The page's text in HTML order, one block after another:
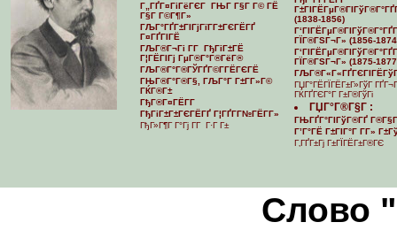
Г„ГҐГ¤ГіГёГЄГ ГЊГ Г§Г Г© ГЁ
Г§Г Г©Г¶Г»
ГЉГ°ГҐГ±ГІГјГїГ­Г±ГЄГЁГҐ
Г¤ГҐГІГЁ
ГЉГ®Г¬Гі Г­Г ГђГіГ±ГЁ
Г¦ГЁГІГј ГµГ®Г°Г®ГёГ®
ГЉГ®Г°Г®ГЎГҐГ©Г­ГЁГЄГЁ
ГЊГ®Г°Г®Г§, ГЉГ°Г Г±Г­Г»Г©
ГЌГ®Г±
ГђГ®Г¤ГЁГ­Г
ГђГіГ±Г±ГЄГЁГҐ Г¦ГҐГ­Г№ГЁГ­Г»
ГђГ»Г¶Г Г°Гј Г­Г Г·Г Г±
(1838-1856)
ГЇГ®ГЅГ¬Г» (1856-
ГЇГ®ГЅГ¬Г» (1875-
ГЏГ°ГЁГЇГЁГ±Г»ГўГ
ГЌГҐГЄГ°Г Г±Г®ГўГі
ГЏГ°Г®Г§Г :
ГЊГҐГ°ГІГўГ®ГҐ
Г’Г°ГЁ Г±ГІГ°Г Г­Г»
Г‚ГҐГ±Гј Г±ГЇГЁГ±Г®ГЄ
Cлово